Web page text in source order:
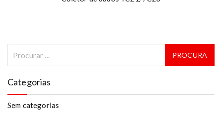
Categorias
Sem categorias